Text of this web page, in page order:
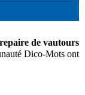
repaire de vautours
Dico-Mots ont